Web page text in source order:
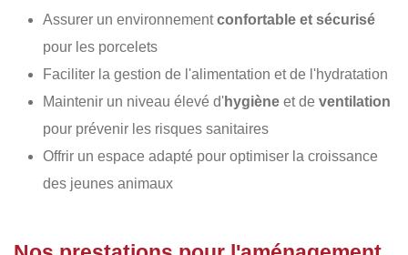
Assurer un environnementconfortable et sécurisé
pour les porcelets
Faciliter la gestion de l'alimentation et de l'hydratation
Maintenir un niveau élevé d'hygiène et de ventilation
pour prévenir les risques sanitaires
Offrir un espace adapté pour optimiser la croissance
des jeunes animaux